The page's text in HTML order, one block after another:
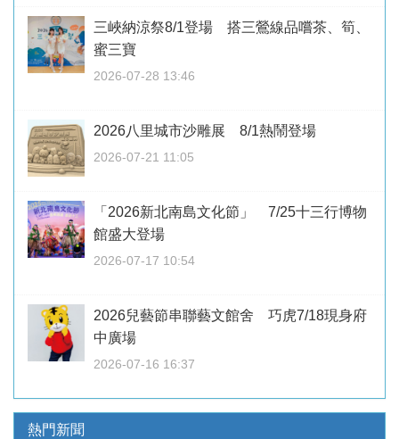
三峽納涼祭8/1登場 搭三鶯線品嚐茶、筍、
蜜三寶
2026-07-28 13:46
2026八里城市沙雕展 8/1熱鬧登場
2026-07-21 11:05
「2026新北南島文化節」 7/25十三行博物
館盛大登場
2026-07-17 10:54
2026兒藝節串聯藝文館舍 巧虎7/18現身府
中廣場
2026-07-16 16:37
熱門新聞